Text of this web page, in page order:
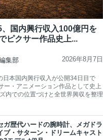
、国内興行収入100億円を
ピクサー作品史上...
集部 2026年8月7日
日本国内興行収入が公開34日目で
ー・アニメーション作品として史上
内での位置づけと全世界興収を整理
ガ歴代ハードの腕時計、メガドラ
ブ・サターン・ドリームキャスト